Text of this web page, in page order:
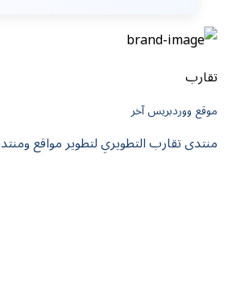
تقارب
موقع ووردبريس آخر
منتدى تقارب التطويري لتطوير مواقع